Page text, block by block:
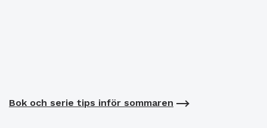
Bok och serie tips inför sommaren